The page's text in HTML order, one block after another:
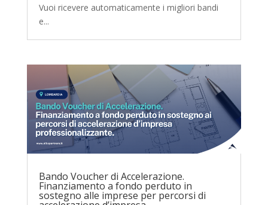
Vuoi ricevere automaticamente i migliori bandi
e...
Bando Voucher di Accelerazione.
Finanziamento a fondo perduto in
sostegno alle imprese per percorsi di